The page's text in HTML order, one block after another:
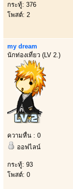
กระทู้: 376
โพสต์: 2
my dream
นักท่องเที่ยว (LV 2.)
ความหื่น : 0
ออฟไลน์
กระทู้: 93
โพสต์: 0